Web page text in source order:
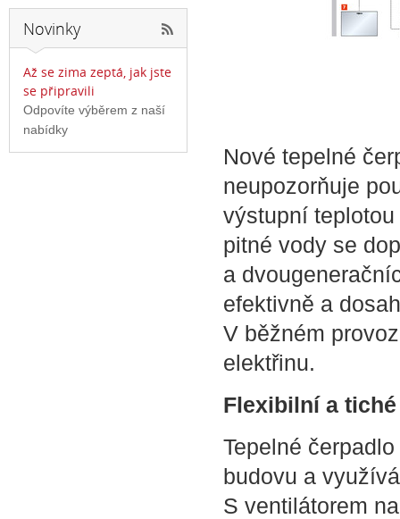
Nové tepelné
neupozorňuje
výstupní
pitné vody se
a
efektivně a
V běžném
elektřinu.
Flexibilní a tiché
Tepelné
budovu a
S ventilátorem
Novinky
Až se zima zeptá, jak jste
se připravili
Odpovíte výběrem z naší
nabídky